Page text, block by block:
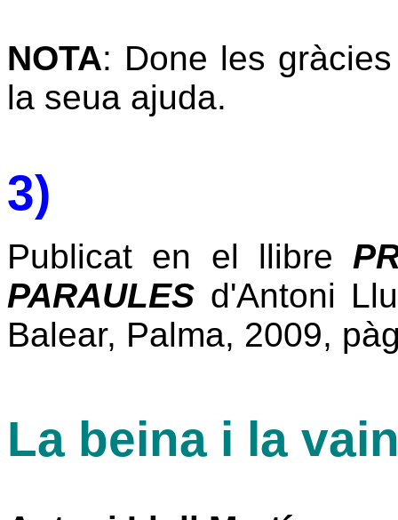
NOTA: Done les
la seua ajuda.
3)
Publicat en el llibre
PARAULES d'Antoni
Balear, Palma, 2009,
La beina i la